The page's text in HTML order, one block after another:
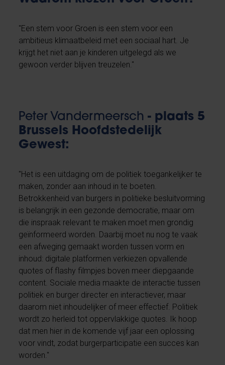
"Een stem voor Groen is een stem voor een
ambitieus klimaatbeleid met een sociaal hart. Je
krijgt het niet aan je kinderen uitgelegd als we
gewoon verder blijven treuzelen."
Peter Vandermeersch - plaats 5
Brussels Hoofdstedelijk
Gewest:
"Het is een uitdaging om de politiek toegankelijker te
maken, zonder aan inhoud in te boeten.
Betrokkenheid van burgers in politieke besluitvorming
is belangrijk in een gezonde democratie, maar om
die inspraak relevant te maken moet men grondig
geïnformeerd worden. Daarbij moet nu nog te vaak
een afweging gemaakt worden tussen vorm en
inhoud: digitale platformen verkiezen opvallende
quotes of flashy filmpjes boven meer diepgaande
content. Sociale media maakte de interactie tussen
politiek en burger directer en interactiever, maar
daarom niet inhoudelijker of meer effectief. Politiek
wordt zo herleid tot oppervlakkige quotes. Ik hoop
dat men hier in de komende vijf jaar een oplossing
voor vindt, zodat burgerparticipatie een succes kan
worden."